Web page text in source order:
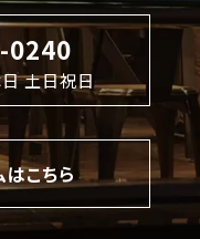
0240
土日祝日
こちら